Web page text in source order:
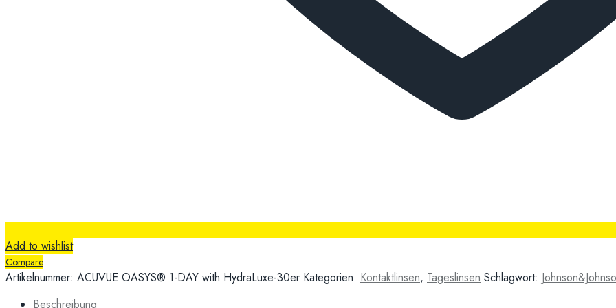
Add to wishlist
Compare
Artikelnummer: ACUVUE OASYS® 1-DAY with HydraLuxe-30er Kategorien: Kontaktlinsen, Tageslinsen Schlagwort:
Beschreibung